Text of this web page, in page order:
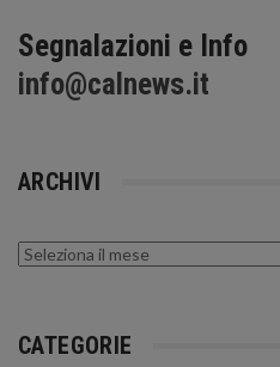
Segnalazioni e Info
info@calnews.it
ARCHIVI
Archivi
CATEGORIE